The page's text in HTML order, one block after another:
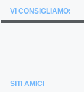
VI CONSIGLIAMO:
SITI AMICI